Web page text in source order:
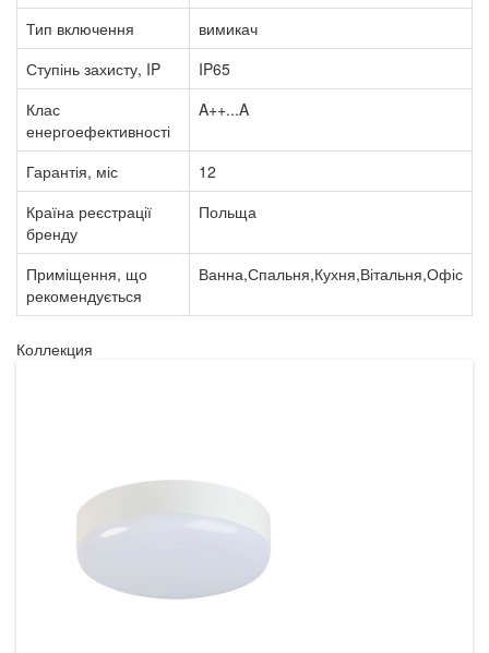
Тип включення
вимикач
Ступінь захисту, IP
IP65
Клас
енергоефективності
A++...A
Гарантія, міс
12
Країна реєстрації
бренду
Польща
Приміщення, що
рекомендується
Ванна,Спальня,Кухня,Вітальня,Офіс
Коллекция